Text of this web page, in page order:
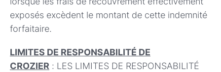
exposés excèdent le montant de cette indemnité
forfaitaire.
LIMITES DE RESPONSABILITÉ DE
CROZIER : LES LIMITES DE RESPONSABILITÉ